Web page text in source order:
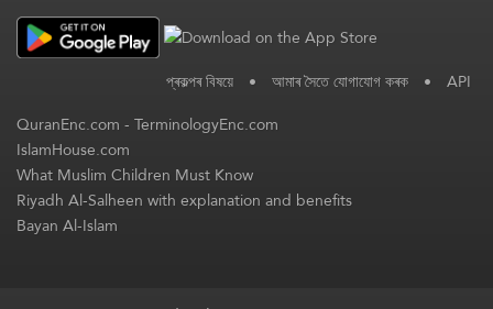
প্ৰকল্পৰ বিষয়ে • আমাৰ সৈতে যোগাযোগ কৰক • API
QuranEnc.com-TerminologyEnc.com
IslamHouse.com
What Muslim Children Must Know
Riyadh Al-Salheen with explanation and benefits
Bayan Al-Islam